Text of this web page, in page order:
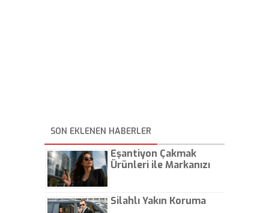
SON EKLENEN HABERLER
Eşantiyon Çakmak
Ürünleri ile Markanızı
Silahlı Yakın Koruma